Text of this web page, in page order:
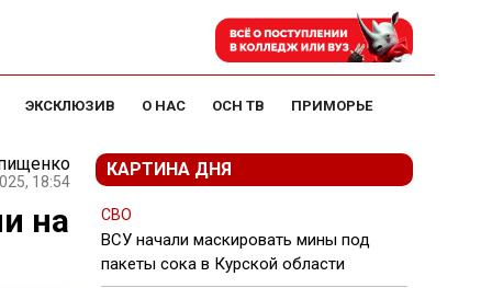
ЭКСКЛЮЗИВ О НАС ОСН ТВ ПРИМОРЬЕ
18:54
на
КАРТИНА ДНЯ
СВО
ВСУ начали маскировать мины под
пакеты сока в Курской области